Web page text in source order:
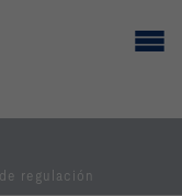
regulación